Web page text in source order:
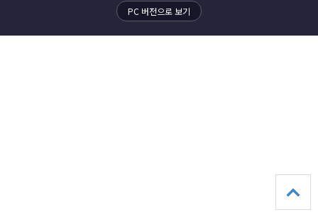
PC 버전으로 보기